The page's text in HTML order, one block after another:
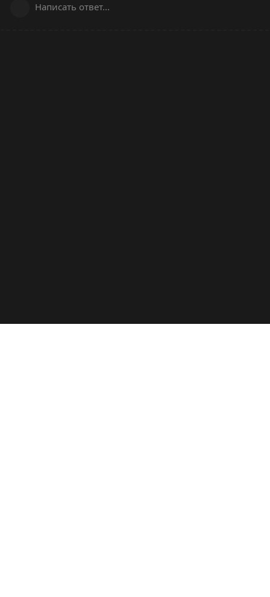
Написать ответ...